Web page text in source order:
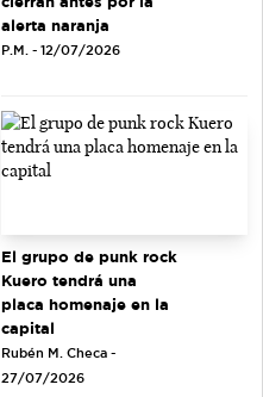
alerta naranja
P.M. - 12/07/2026
El grupo de punk rock
Kuero tendrá una
placa homenaje en la
capital
Rubén M. Checa -
27/07/2026